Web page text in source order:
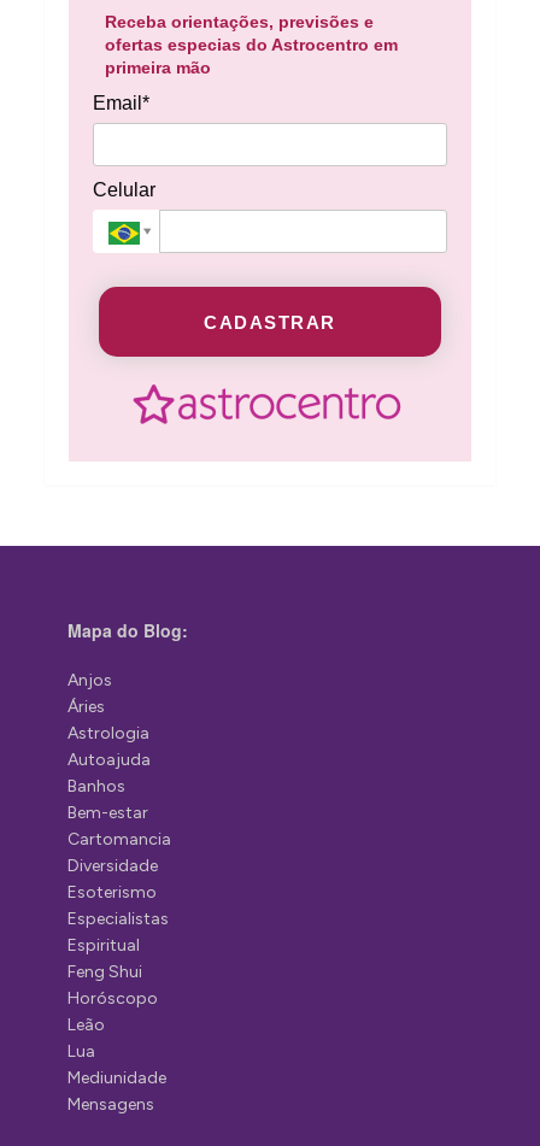
Receba orientações, previsões e
ofertas especias do Astrocentro em
primeira mão
Email*
Celular
CADASTRAR
Mapa do Blog:
Anjos
Áries
Astrologia
Autoajuda
Banhos
Bem-estar
Cartomancia
Diversidade
Esoterismo
Especialistas
Espiritual
Feng Shui
Horóscopo
Leão
Lua
Mediunidade
Mensagens